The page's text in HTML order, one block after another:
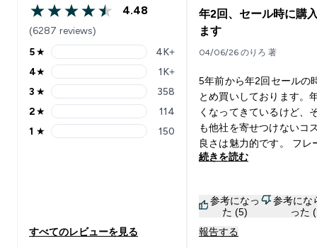
4.48 out of 5 stars
4.48
(6287 reviews)
5 stars rating 4069 reviews
5★ 4K+
4 stars rating 1596 reviews
4★ 1K+
3 stars rating 358 reviews
3 ★ 358
2 stars rating 114 reviews
2★ 114
1 stars rating 150 reviews
1 ★ 150
すべてのレビューを見る
年2回、セール時に購
ます
04/06/26 のりろ 著
5年前から年2回セールの
とめ買いしております。
くなってきているけど、
も他社を寄せつけないコ
良さは魅力的です。 フレ
は色々試してきましたが
それと期間限定フレーバ
試して毎回1kgほど購入
ます。 今回(2026/5)の限
続きを読む
参考になっ
た (5)
参考にな
った
報告する